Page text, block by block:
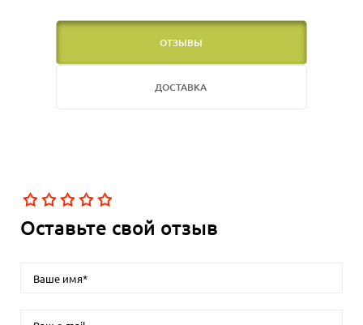
ОТЗЫВЫ
ДОСТАВКА
Оставьте свой отзыв